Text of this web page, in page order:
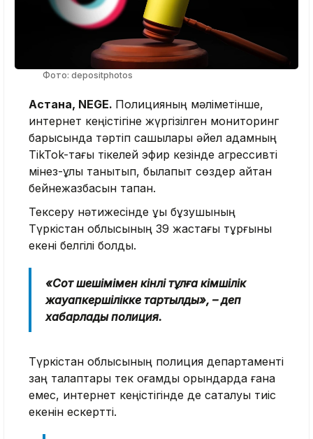
Фото: depositphotos
Астана, NEGE. Полицияның мәліметінше,
интернет кеңістігіне жүргізілген мониторинг
барысында тәртіп сақшылары әйел адамның
TikTok-тағы тікелей эфир кезінде агрессивті
мінез-құлық танытып, былапыт сөздер айтқан
бейнежазбасын тапқан.
Тексеру нәтижесінде құқық бұзушының
Түркістан облысының 39 жастағы тұрғыны
екені белгілі болды.
«Сот шешімімен кінәлі тұлға әкімшілік
жауапкершілікке тартылды», – деп
хабарлады полиция.
Түркістан облысының полиция департаменті
заң талаптары тек қоғамдық орындарда ғана
емес, интернет кеңістігінде де сақталуы тиіс
екенін ескертті.